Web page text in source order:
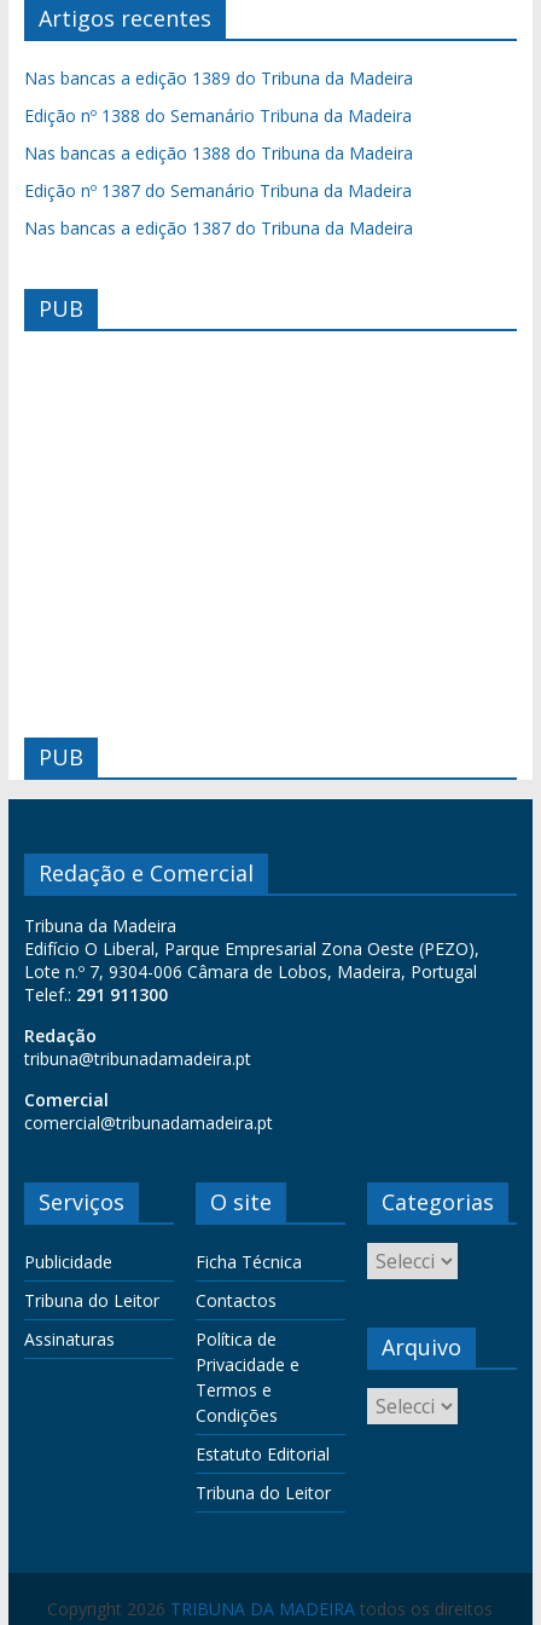
Artigos recentes
Nas bancas a edição 1389 do Tribuna da Madeira
Edição nº 1388 do Semanário Tribuna da Madeira
Nas bancas a edição 1388 do Tribuna da Madeira
Edição nº 1387 do Semanário Tribuna da Madeira
Nas bancas a edição 1387 do Tribuna da Madeira
PUB
PUB
Redação e Comercial
Tribuna da Madeira
Edifício O Liberal, Parque Empresarial Zona Oeste (PEZO),
Lote n.º 7, 9304-006 Câmara de Lobos, Madeira, Portugal
Telef.: 291 911300
Redação
tribuna@tribunadamadeira.pt
Comercial
comercial@tribunadamadeira.pt
Serviços
Publicidade
Tribuna do Leitor
Assinaturas
O site
Ficha Técnica
Contactos
Política de
Privacidade e
Termos e
Condições
Estatuto Editorial
Tribuna do Leitor
Categorias
Arquivo
Copyright 2026 TRIBUNA DA MADEIRA todos os direitos